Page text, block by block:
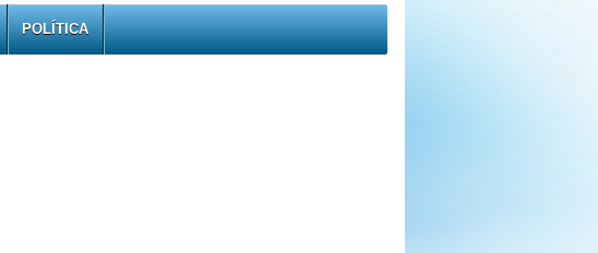
POLÍTICA